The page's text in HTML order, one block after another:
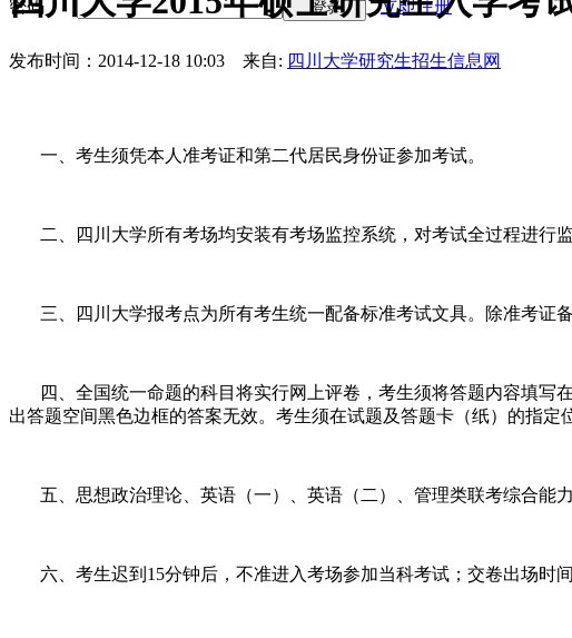
密码 登录 立即注册
发布时间：2014-12-18 10:03 来自: 四川大学研究生招生信息网
一、考生须凭本人准考证和第二代居民身份证参加考试。
二、四川大学所有考场均安装有考场监控系统，对考试全过程进行监
三、四川大学报考点为所有考生统一配备标准考试文具。除准考证
四、全国统一命题的科目将实行网上评卷，考生须将答题内容填
出答题空间黑色边框的答案无效。考生须在试题及答题卡（纸）的指定
五、思想政治理论、英语（一）、英语（二）、管理类联考综合能
六、考生迟到 15分钟后，不准进入考场参加当科考试；交卷出场时